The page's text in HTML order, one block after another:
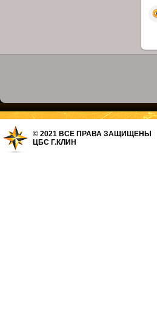
© 2021 ВСЕ ПРАВА ЗАЩИЩЕНЫ
ЦБС Г.КЛИН